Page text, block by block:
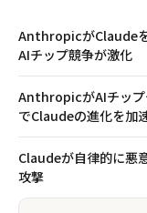
AnthropicがClaude
AIチップ競争が激化
AnthropicがAIチップ
でClaudeの進化を加
Claudeが自律的に悪
攻撃